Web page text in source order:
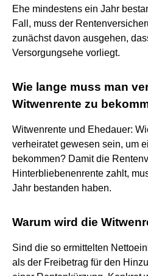
Ehe mindestens ein Jahr
Fall, muss der
zunächst davon ausgehen,
Versorgungsehe vorliegt.
Wie lange muss man
Witwenrente zu
Witwenrente und Ehedauer:
verheiratet gewesen sein, um
bekommen? Damit die
Hinterbliebenenrente zahlt,
Jahr bestanden haben.
Warum wird die
Sind die so ermittelten
als der Freibetrag für den